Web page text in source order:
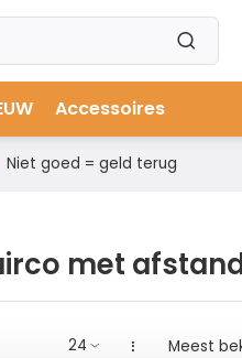
Accessoires
Niet goed = geld terug
met
Meest